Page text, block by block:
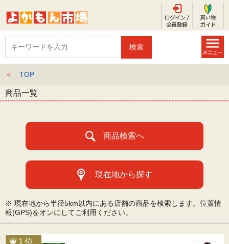
＜ TOP
商品一覧
商品検索へ
現在地から探す
※ 現在地から半径5km以内にある店舗の商品を検索します。位置情
報(GPS)をオンにしてご利用ください。